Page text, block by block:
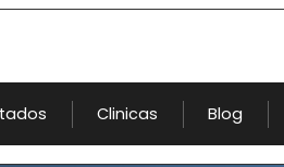
Clinicas Blog